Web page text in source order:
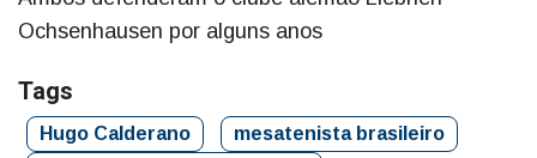
Ochsenhausen por alguns anos
Tags
Hugo Calderano
mesatenista brasileiro